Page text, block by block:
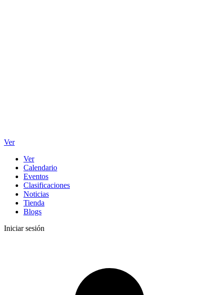
Ver
Ver
Calendario
Eventos
Clasificaciones
Noticias
Tienda
Blogs
Iniciar sesión